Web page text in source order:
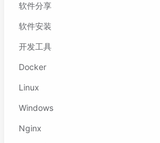
软件分享
软件安装
开发工具
Docker
Linux
Windows
Nginx